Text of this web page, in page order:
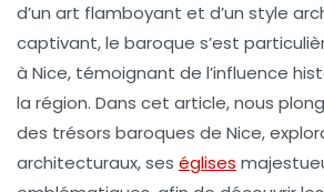
d’un art flamboyant et d’un style
captivant, le baroque s’est
à Nice, témoignant de l’influence
la région. Dans cet article, nous
des trésors baroques de Nice,
architecturaux, ses églises